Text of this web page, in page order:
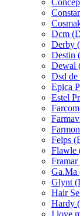
Dcm
Derby
Destin
Dewal
Dsd
Epica
Estel
Felps
Flawle
Ga.Ma
Glynt
Hair
Hardy
I love